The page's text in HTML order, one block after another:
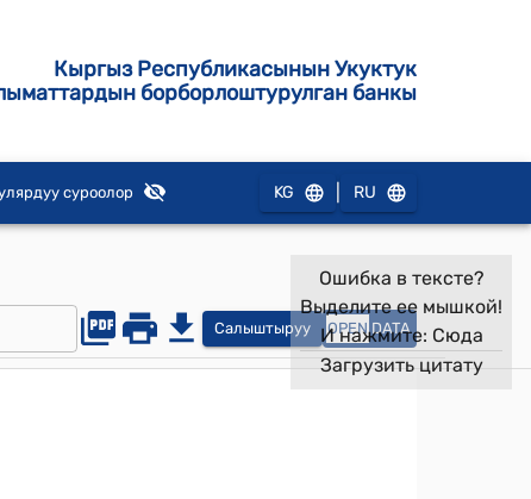
Кыргыз Республикасынын Укуктук
борборлоштурулган банкы
суроолор KG RU
Салыштыруу OPEN DATA
Ошибка в тексте?
Выделите ее мышкой!
И нажмите: Сюда
Загрузить цитату